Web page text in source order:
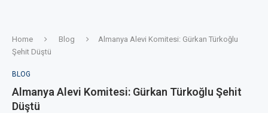
Home Blog
Almanya Alevi Komitesi: Gürkan Türkoğlu
Şehit Düştü
BLOG
Almanya Alevi Komitesi: Gürkan Türkoğlu Şehit
Düştü